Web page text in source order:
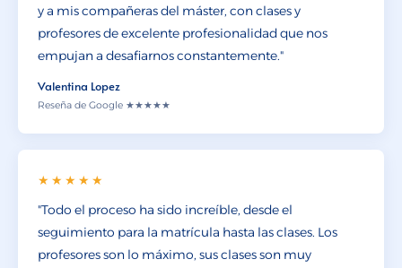
y a mis compañeras del máster, con clases y
profesores de excelente profesionalidad que nos
empujan a desafiarnos constantemente."
Valentina Lopez
Reseña de Google ★★★★★
★★★★★
"Todo el proceso ha sido increíble, desde el
seguimiento para la matrícula hasta las clases. Los
profesores son lo máximo, sus clases son muy